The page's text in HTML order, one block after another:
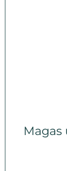
Magas